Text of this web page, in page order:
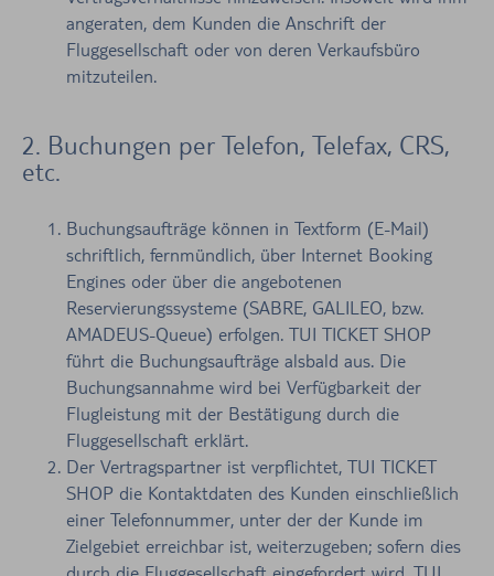
angeraten, dem Kunden die Anschrift der
Fluggesellschaft oder von deren Verkaufsbüro
mitzuteilen.
2. Buchungen per Telefon, Telefax, CRS,
etc.
Buchungsaufträge können in Textform (E-Mail)
schriftlich, fernmündlich, über Internet Booking
Engines oder über die angebotenen
Reservierungssysteme (SABRE, GALILEO, bzw.
AMADEUS-Queue) erfolgen. TUI TICKET SHOP
führt die Buchungsaufträge alsbald aus. Die
Buchungsannahme wird bei Verfügbarkeit der
Flugleistung mit der Bestätigung durch die
Fluggesellschaft erklärt.
Der Vertragspartner ist verpflichtet, TUI TICKET
SHOP die Kontaktdaten des Kunden einschließlich
einer Telefonnummer, unter der der Kunde im
Zielgebiet erreichbar ist, weiterzugeben; sofern dies